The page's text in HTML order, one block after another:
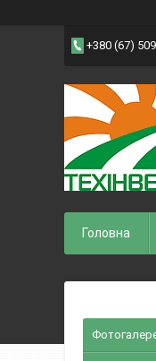
+380 (67)
Головна